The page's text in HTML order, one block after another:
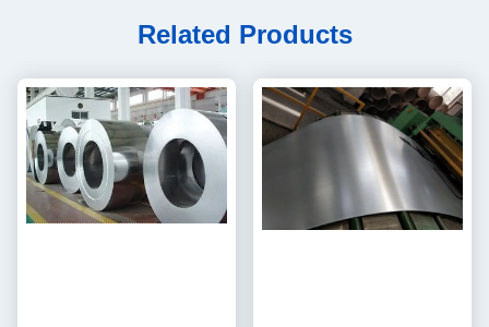
Related Products